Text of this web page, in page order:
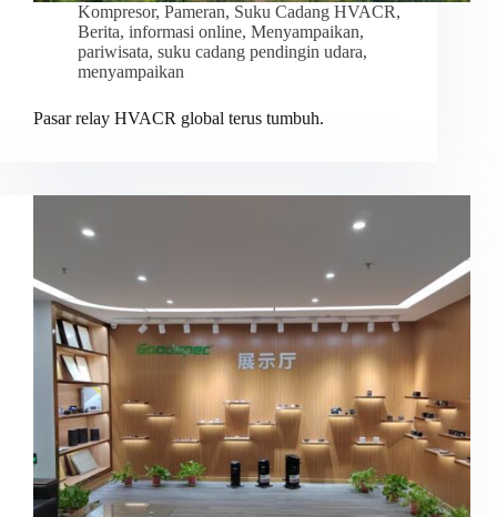
Kompresor, Pameran, Suku Cadang HVACR,
Berita, informasi online, Menyampaikan,
pariwisata, suku cadang pendingin udara,
menyampaikan
Pasar relay HVACR global terus tumbuh.